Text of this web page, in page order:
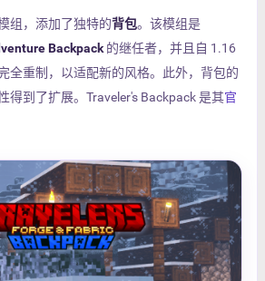
组，添加了独特的背包。该模组是
Backpack 的继任者，并且自 1.16
全重制，以适配新的风格。此外，背包的
得到了扩展。Traveler's Backpack 是其官